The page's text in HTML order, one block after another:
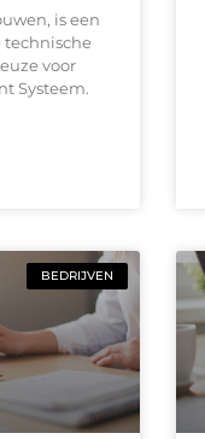
is een
technische
voor
Systeem.
BEDRIJVEN